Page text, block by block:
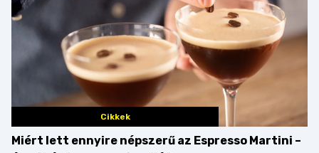
Cikkek
Miért lett ennyire népszerű az Espresso Martini –